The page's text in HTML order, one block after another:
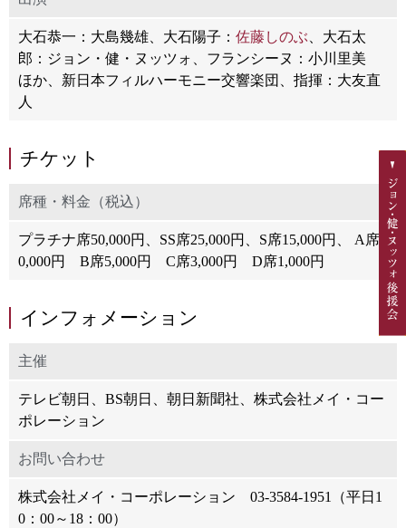
大石恭一：大島幾雄、大石陽子： 佐藤しのぶ 、大石太
郎：ジョン・健・ヌッツォ、フランシーヌ：小川里美
ほか、新日本フィルハーモニー交響楽団、指揮：大友直
人
チケット
席種・料金（税込）
プラチナ席50,000円、SS席25,000円、S席15,000円、 A席1
0,000円 B席5,000円 C席3,000円 D席1,000円
インフォメーション
主催
テレビ朝日、BS朝日、朝日新聞社、株式会社メイ・コー
ポレーション
お問い合わせ
株式会社メイ・コーポレーション 03-3584-1951（平日1
0：00～18：00）